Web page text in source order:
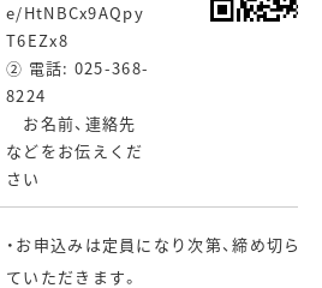
e/HtNBCx9AQpy
T6EZx8
② 電話: 025-368-
8224
お名前、連絡先
などをお伝えくだ
さい
・お申込みは定員になり次第、締め切らせ
ていただきます。